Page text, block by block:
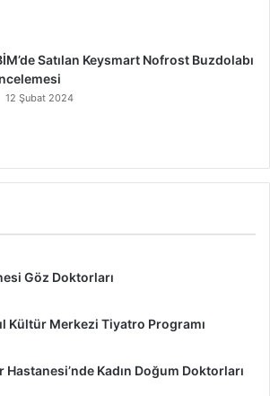
Satılan Keysmart Nofrost Buzdolabı
12 Şubat 2024
Göz Doktorları
Kültür Merkezi Tiyatro Programı
Kadın Doğum Doktorları